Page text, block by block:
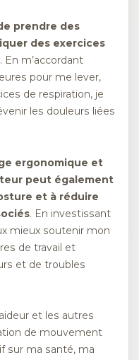
prendre des
des exercices
. En m’accordant
pour me lever,
de respiration, je
les douleurs liées
ergonomique et
peut également
et à réduire
. En investissant
mieux soutenir mon
de travail et
et de troubles
et les autres
de mouvement
sur ma santé, ma